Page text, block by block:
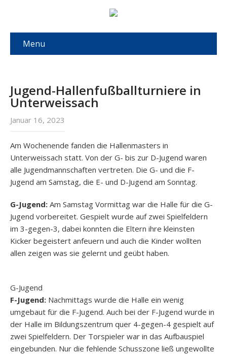
Menu
Jugend-Hallenfußballturniere in
Unterweissach
Januar 16, 2023
Am Wochenende fanden die Hallenmasters in
Unterweissach statt. Von der G- bis zur D-Jugend waren
alle Jugendmannschaften vertreten. Die G- und die F-
Jugend am Samstag, die E- und D-Jugend am Sonntag.
G-Jugend: Am Samstag Vormittag war die Halle für die G-
Jugend vorbereitet. Gespielt wurde auf zwei Spielfeldern
im 3-gegen-3, dabei konnten die Eltern ihre kleinsten
Kicker begeistert anfeuern und auch die Kinder wollten
allen zeigen was sie gelernt und geübt haben.
G-Jugend
F-Jugend: Nachmittags wurde die Halle ein wenig
umgebaut für die F-Jugend. Auch bei der F-Jugend wurde in
der Halle im Bildungszentrum quer 4-gegen-4 gespielt auf
zwei Spielfeldern. Der Torspieler war in das Aufbauspiel
eingebunden. Nur die fehlende Schusszone ließ ungewollte